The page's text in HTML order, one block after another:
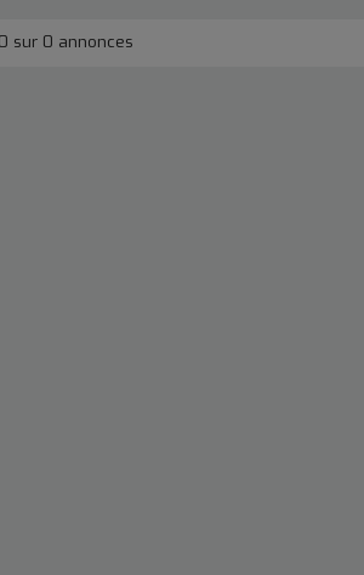
sur 0 annonces